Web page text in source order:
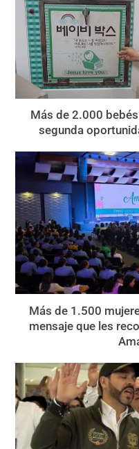
Más de 2.000
segunda
Más de 1.500
mensaje que les